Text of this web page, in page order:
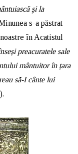
şi la
s-a păstrat
în Acatistul
preacuratele sale
mântuitor în țara
să-I cânte lui